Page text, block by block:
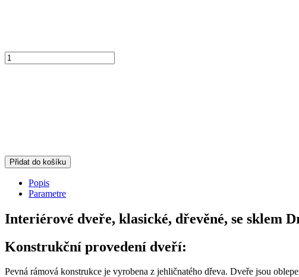
Přidat do košíku
Popis
Parametre
Interiérové dveře, klasické, dřevěné, se sklem
Konstrukční provedení dveří:
Pevná rámová konstrukce je vyrobena z jehličnatého dřeva. Dveře jsou